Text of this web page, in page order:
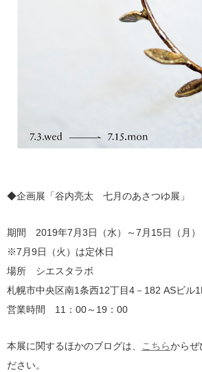
◆企画展「谷内亮太 七月のあさつゆ展」
期間 2019年7月3日（水）～7月15日（月）
※7月9日（火）は定休日
場所 シエスタラボ
札幌市中央区南1条西12丁目4－182 ASビル
営業時間 11：00～19：00
本展に関するほかのブログは、 こちらからぜ
ださい。